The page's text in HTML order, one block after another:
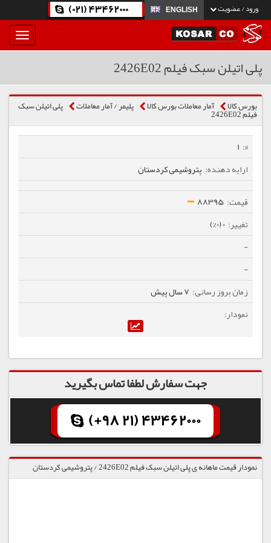
ورود / عضویت ENGLISH
(021) 43462000
بار
و
پلی اتیلن سبک فیلم 2426E02
بورس کالا آمار معاملات بورس کالا پلیمر / آمار معاملات پلی اتیلن سبک
فیلم 2426E02
1
پتروشیمی کردستان
88395
0 (0%)
-
-
7 سال پیش
جهت سفارش لطفا تماس بگیرید
(+98 21) 43462000
نمودار قیمت ماهانه ی پلی اتیلن سبک فیلم 2426E02 / پتروشیمی کردستان